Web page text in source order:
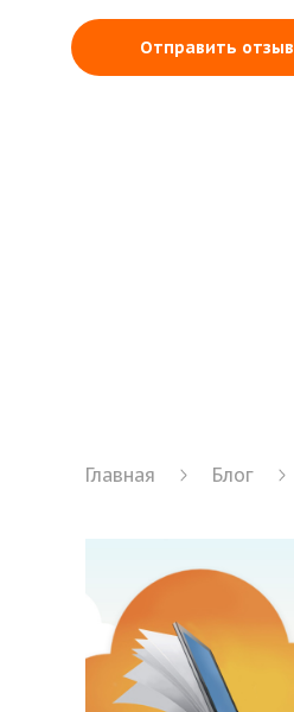
Отправить отзыв
Главная Блог